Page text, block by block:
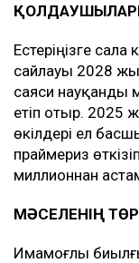
Естеріңізге
сайлауы 2028
саяси науқанды
етіп отыр. 2025
өкілдері ел
праймериз
миллионнан
МӘСЕЛЕНІҢ
Имамоғлы